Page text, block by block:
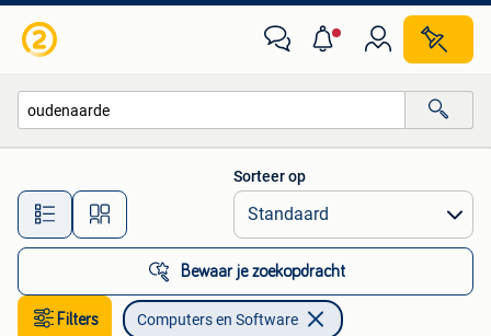
Alle afstanden…
Sorteer op
Bewaar je zoekopdracht
Filters Computers en Software